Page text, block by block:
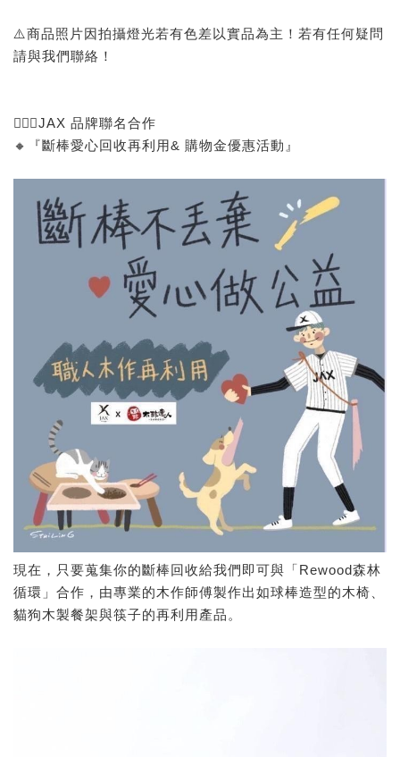
⚠️商品照片因拍攝燈光若有色差以實品為主！若有任何疑問
請與我們聯絡！
🙅🏻‍♂️JAX 品牌聯名合作
🔸『斷棒愛心回收再利用& 購物金優惠活動』
現在，只要蒐集你的斷棒回收給我們即可與「Rewood森林
循環」合作，由專業的木作師傅製作出如球棒造型的木椅、
貓狗木製餐架與筷子的再利用產品。